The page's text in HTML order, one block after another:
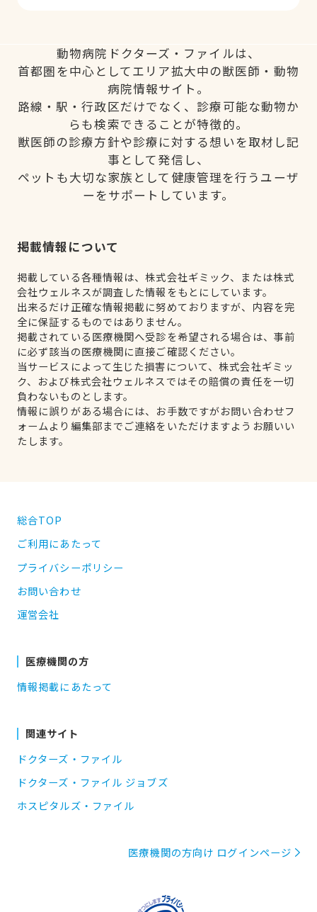
動物病院ドクターズ・ファイルは、
首都圏を中心としてエリア拡大中の獣医師・動物
病院情報サイト。
路線・駅・行政区だけでなく、診療可能な動物か
らも検索できることが特徴的。
獣医師の診療方針や診療に対する想いを取材し記
事として発信し、
ペットも大切な家族として健康管理を行うユーザ
ーをサポートしています。
掲載情報について
掲載している各種情報は、株式会社ギミック、または株式
会社ウェルネスが調査した情報をもとにしています。
出来るだけ正確な情報掲載に努めておりますが、内容を完
全に保証するものではありません。
掲載されている医療機関へ受診を希望される場合は、事前
に必ず該当の医療機関に直接ご確認ください。
当サービスによって生じた損害について、株式会社ギミッ
ク、および株式会社ウェルネスではその賠償の責任を一切
負わないものとします。
情報に誤りがある場合には、お手数ですがお問い合わせフ
ォームより編集部までご連絡をいただけますようお願いい
たします。
総合TOP
ご利用にあたって
プライバシーポリシー
お問い合わせ
運営会社
医療機関の方
情報掲載にあたって
関連サイト
ドクターズ・ファイル
ドクターズ・ファイル ジョブズ
ホスピタルズ・ファイル
医療機関の方向け ログインページ